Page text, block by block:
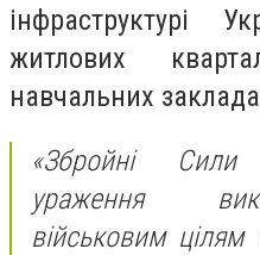
інфраструктурі
житлових
навчальних
«Збройні Сили
ураження
військовим